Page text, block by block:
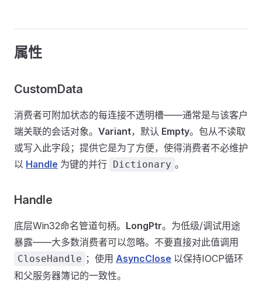
属性
CustomData
消费者可附加状态的每连接不透明槽——通常是与该客户
端关联的会话对象。 Variant，默认 Empty。包从不读取
或写入此字段；提供它是为了方便，使得消费者不必维护
以 Handle 为键的并行 Dictionary 。
Handle
底层Win32命名管道句柄。 LongPtr。为低级/调试用途
暴露——大多数消费者可以忽略。不要直接对此值调用
CloseHandle ；使用 AsyncClose 以保持IOCP循环
和父服务器簿记的一致性。